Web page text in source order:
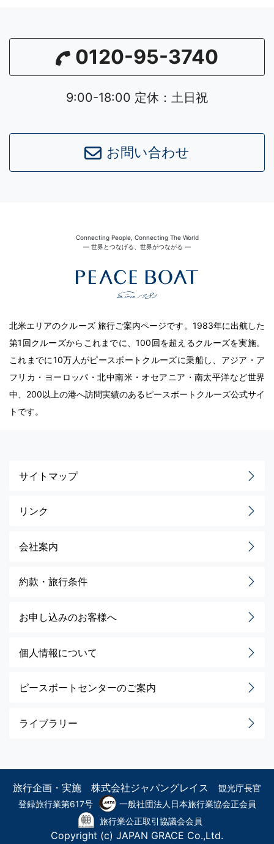
0120-95-3740
9:00-18:00 定休：土日祝
お問い合わせ
Connecting People, Connecting The World
― 世界とつなげる、世界がつながる ―
北米エリアのクルーズ 旅行ご案内ページです。1983年に出航した
第1回クルーズからこれまでに、100回を超えるクルーズを実施。
これまでに10万人がピースボートクルーズに乗船し、アジア・ア
フリカ・ヨーロッパ・北中南米・オセアニア・南太平洋など世界
中、200以上の港へ訪問実績のあるピースボートクルーズ公式サイ
トです。
サイトマップ
リンク
会社案内
約款・旅行条件
お申し込みのお客様へ
個人情報について
ピースボートセンターのご案内
ライブラリー
旅行企画・実施 株式会社ジャパングレイス 観光庁長官
登録旅行業第617号
一般社団法人日本旅行業協会正会員
旅行業公正取引協議会会員
Copyright (c) JAPAN GRACE Co.,Ltd.